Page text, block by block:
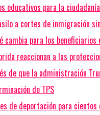
para la ciudadanía
a cortes de inmigración
para los beneficiarios
reaccionan a las
de que la administración
de TPS
de deportación para cientos